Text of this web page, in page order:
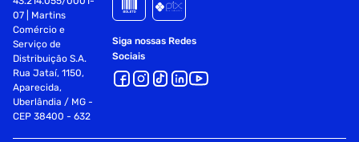
07 | Martins
Comércio e
Serviço de
Distribuição S.A.
Rua Jataí, 1150,
Aparecida,
Uberlândia / MG -
CEP 38400 - 632
Siga nossas Redes
Sociais